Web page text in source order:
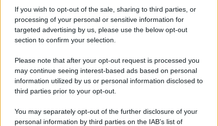
If you wish to opt-out of the sale, sharing to third parties, or
processing of your personal or sensitive information for
targeted advertising by us, please use the below opt-out
section to confirm your selection.
Please note that after your opt-out request is processed you
may continue seeing interest-based ads based on personal
information utilized by us or personal information disclosed to
third parties prior to your opt-out.
You may separately opt-out of the further disclosure of your
personal information by third parties on the IAB’s list of
Newz Ohio
Gameland
Hig Tech Mag
Lgbtqia News
Motors Magazine 365
Day Travel 365
Cineverse Magazine